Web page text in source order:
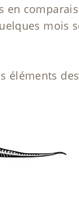
mois
éléments